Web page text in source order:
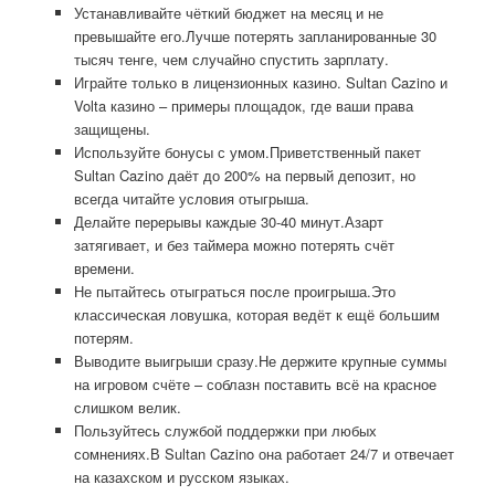
Устанавливайте чёткий бюджет на месяц и не
превышайте его.Лучше потерять запланированные 30
тысяч тенге, чем случайно спустить зарплату.
Играйте только в лицензионных казино. Sultan Cazino и
Volta казино – примеры площадок, где ваши права
защищены.
Используйте бонусы с умом.Приветственный пакет
Sultan Cazino даёт до 200% на первый депозит, но
всегда читайте условия отыгрыша.
Делайте перерывы каждые 30-40 минут.Азарт
затягивает, и без таймера можно потерять счёт
времени.
Не пытайтесь отыграться после проигрыша.Это
классическая ловушка, которая ведёт к ещё большим
потерям.
Выводите выигрыши сразу.Не держите крупные суммы
на игровом счёте – соблазн поставить всё на красное
слишком велик.
Пользуйтесь службой поддержки при любых
сомнениях.В Sultan Cazino она работает 24/7 и отвечает
на казахском и русском языках.